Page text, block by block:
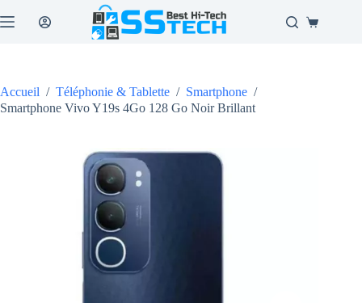
au
Panier
Accueil / Téléphonie & Tablette / Smartphone /
Smartphone Vivo Y19s 4Go 128 Go Noir Brillant